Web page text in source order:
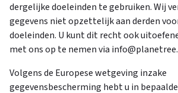
dergelijke doeleinden te gebruiken. Wij
gegevens niet opzettelijk aan derden
doeleinden. U kunt dit recht ook
met ons op te nemen via
Volgens de Europese wetgeving inzake
gegevensbescherming hebt u in